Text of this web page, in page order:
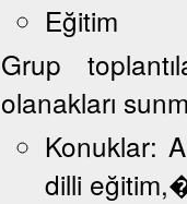
Eğitim
Grup
olanakları
Konuklar:
dilli